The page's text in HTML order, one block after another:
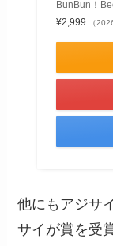
BunBun！
¥2,999
（
他にもアジサ
サイが賞を受